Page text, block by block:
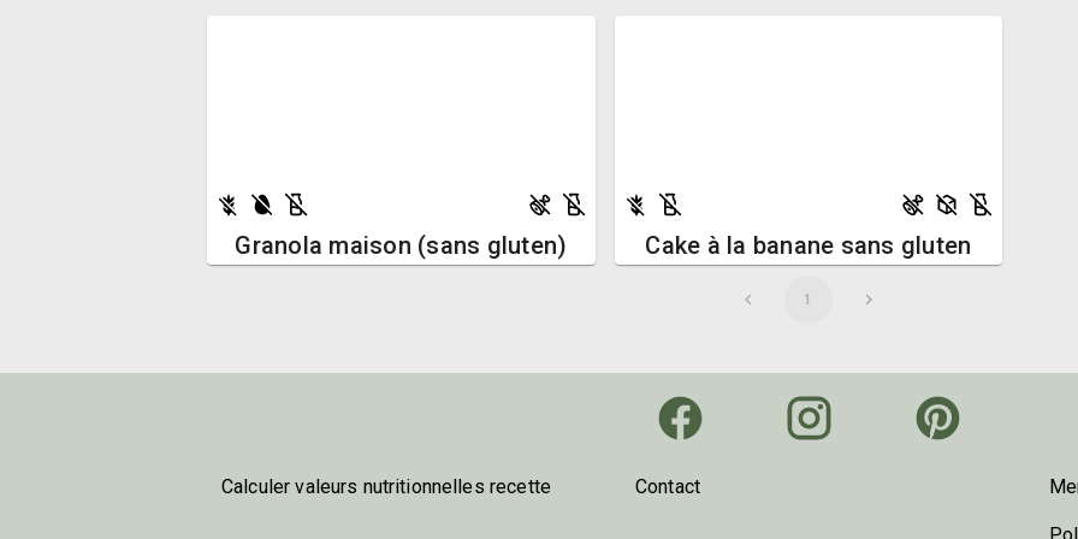
Granola maison (sans gluten) Cake à la banane sans gluten
1
Calculer valeurs nutritionnelles recette Contact